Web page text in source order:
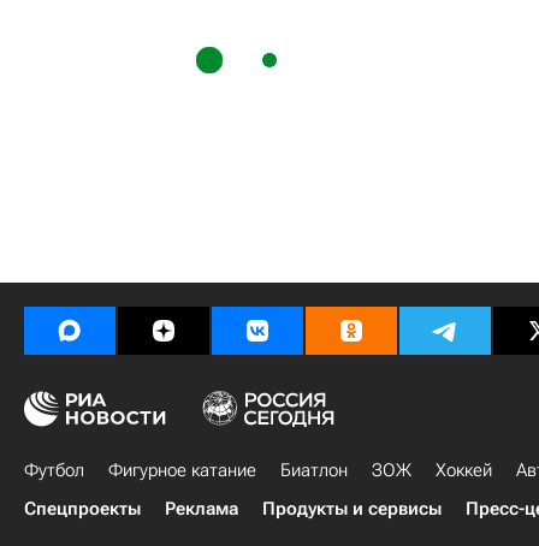
Футбол Фигурное катание Биатлон ЗОЖ Хоккей
Спецпроекты
Реклама Продукты и сервисы Пресс-